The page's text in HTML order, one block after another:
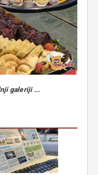
galeriji ...